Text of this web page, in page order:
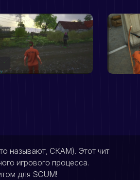
называют, СКАМ). Этот чит
игрового процесса.
для SCUM!